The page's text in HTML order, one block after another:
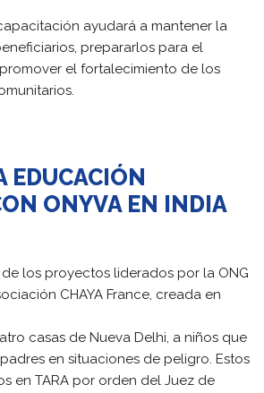
ayudará a mantener la
prepararlos para el
el fortalecimiento de los
EDUCACIÓN
ONYVA EN INDIA
de los proyectos liderados por la ONG
CHAYA France, creada en
casas de Nueva Delhi, a niños que
en situaciones de peligro. Estos
en TARA por orden del Juez de